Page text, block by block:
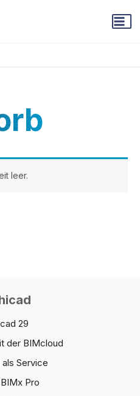
leer.
29
der BIMcloud
Service
Pro